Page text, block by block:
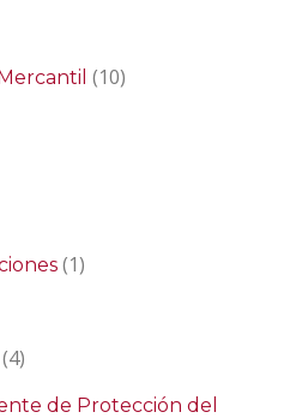
(10)
(1)
(4)
de Protección del